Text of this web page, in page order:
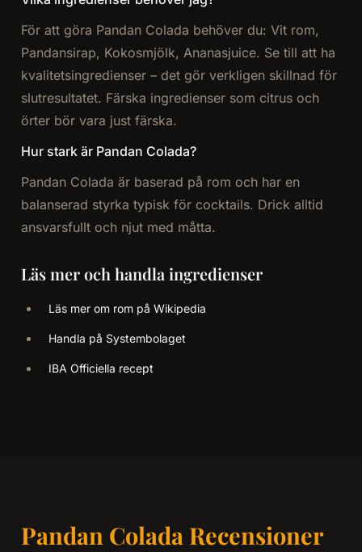
För att göra Pandan Colada behöver du: Vit rom,
Pandansirap, Kokosmjölk, Ananasjuice. Se till att ha
kvalitetsingredienser – det gör verkligen skillnad för
slutresultatet. Färska ingredienser som citrus och
örter bör vara just färska.
Hur stark är Pandan Colada?
Pandan Colada är baserad på rom och har en
balanserad styrka typisk för cocktails. Drick alltid
ansvarsfullt och njut med måtta.
Läs mer och handla ingredienser
Läs mer om rom på Wikipedia
Handla på Systembolaget
IBA Officiella recept
Pandan Colada Recensioner